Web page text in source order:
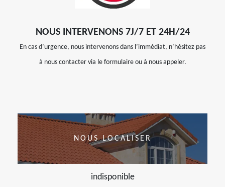
NOUS INTERVENONS 7J/7 ET 24H/24
En cas d’urgence, nous intervenons dans l’immédiat, n’hésitez pas
à nous contacter via le formulaire ou à nous appeler.
NOUS LOCALISER
indisponible